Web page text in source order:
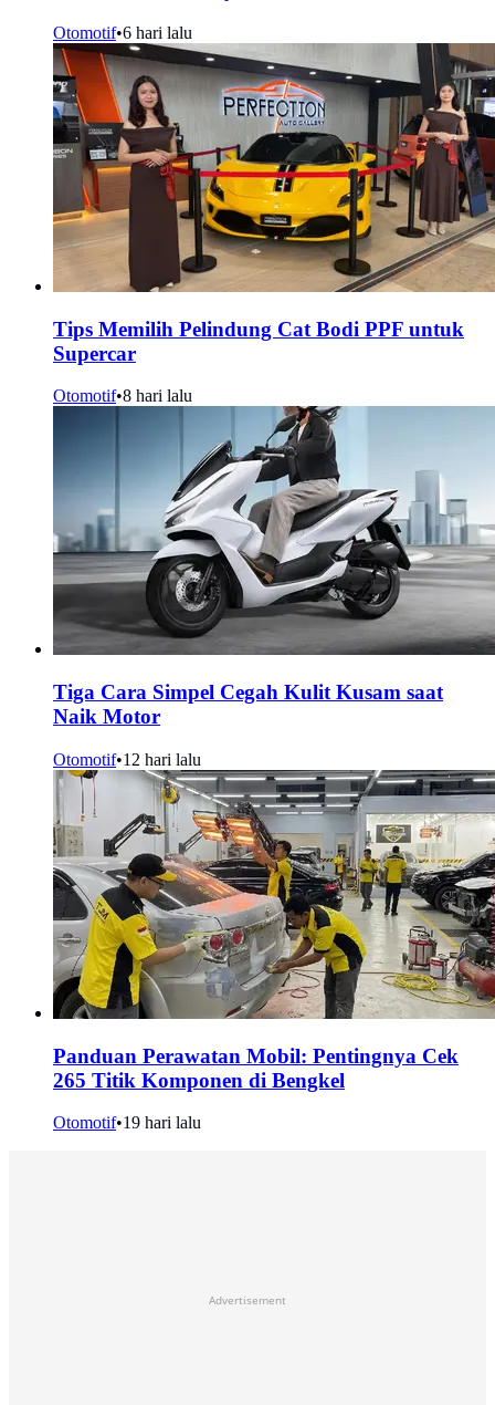
Otomotif•6 hari lalu
Tips Memilih Pelindung Cat Bodi PPF untuk
Supercar
Otomotif•8 hari lalu
Tiga Cara Simpel Cegah Kulit Kusam saat
Naik Motor
Otomotif•12 hari lalu
Panduan Perawatan Mobil: Pentingnya Cek
265 Titik Komponen di Bengkel
Otomotif•19 hari lalu
Advertisement